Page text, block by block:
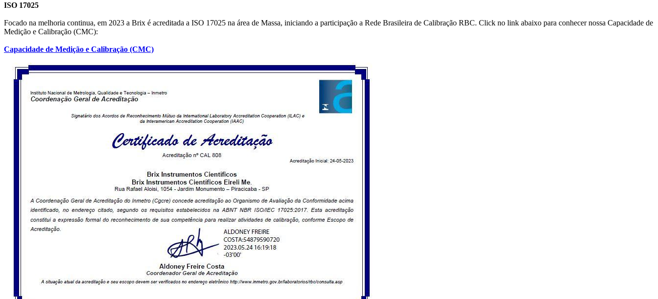
ISO 17025
Focado na melhoria continua, em 2023 a Brix é acreditada a ISO 17025 na área de Massa, iniciando a participação a Rede Brasileira de Calibração RBC. Click no link abaixo para conhecer nossa Capacidade de
Medição e Calibração (CMC):
Capacidade de Medição e Calibração (CMC)